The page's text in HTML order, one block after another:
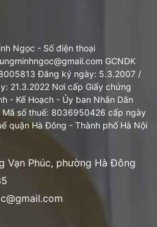
Ngọc - Số điện thoại
GCNDK
Đăng ký ngày: 5.3.2007 /
21.3.2022 Nơi cấp Giấy chứng
- Kế Hoạch - Ủy ban Nhân Dân
Mã số thuế: 8036950426 cấp ngày
quận Hà Đông - Thành phố Hà Nội
Vạn Phúc, phường Hà Đông